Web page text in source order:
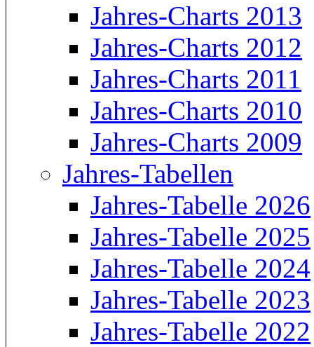
Jahres-Charts 2013
Jahres-Charts 2012
Jahres-Charts 2011
Jahres-Charts 2010
Jahres-Charts 2009
Jahres-Tabellen
Jahres-Tabelle 2026
Jahres-Tabelle 2025
Jahres-Tabelle 2024
Jahres-Tabelle 2023
Jahres-Tabelle 2022